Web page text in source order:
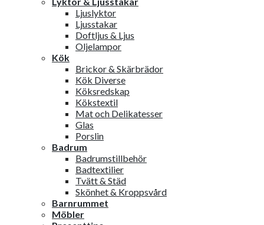
Ljuslyktor
Ljusstakar
Doftljus & Ljus
Oljelampor
Kök
Brickor & Skärbrädor
Kök Diverse
Köksredskap
Kökstextil
Mat och Delikatesser
Glas
Porslin
Badrum
Badrumstillbehör
Badtextilier
Tvätt & Städ
Skönhet & Kroppsvård
Barnrummet
Möbler